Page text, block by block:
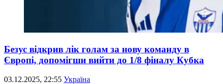
Безус відкрив лік голам за нову команду в
Європі, допомігши вийти до 1/8 фіналу Кубка
03.12.2025, 22:55 Україна